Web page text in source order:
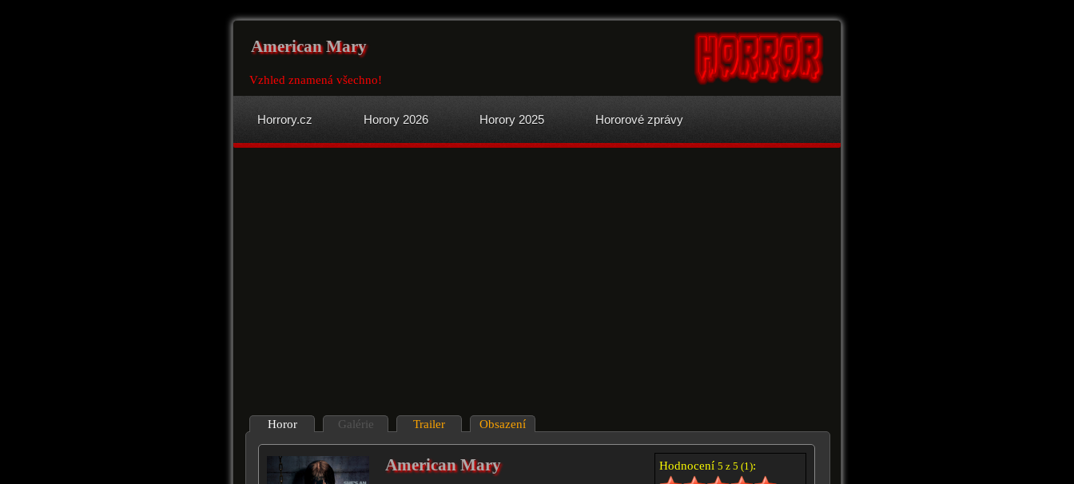
American Mary
Vzhled znamená všechno!
Horrory.cz Horory 2026 Horory 2025 Hororové zprávy
Horor Galérie Trailer Obsazení
Hodnocení 5 z 5 (1):
American Mary